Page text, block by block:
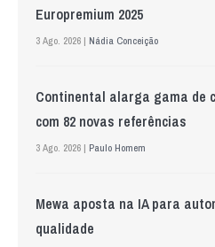
Europremium 2025
3 Ago. 2026 | Nádia Conceição
Continental alarga gama de
com 82 novas referências
3 Ago. 2026 | Paulo Homem
Mewa aposta na IA para
qualidade